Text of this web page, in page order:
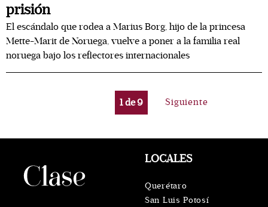
prisión
El escándalo que rodea a Marius Borg, hijo de la princesa
Mette-Marit de Noruega, vuelve a poner a la familia real
noruega bajo los reflectores internacionales
1de9 Siguiente
LOCALES
Querétaro
San Luis Potosí